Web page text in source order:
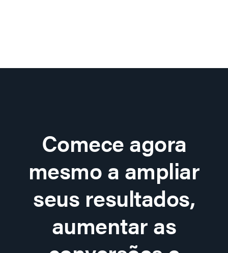
Comece agora
mesmo a ampliar
seus resultados,
aumentar as